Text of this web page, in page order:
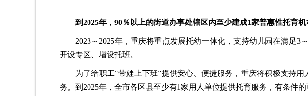
到2025年，90％以上的街道办事处辖区内至少建成1家普惠性托育机
2023～2025年，重庆将重点发展托幼一体化，支持幼儿园在满足
开设专区、增设托班。
为了给职工“带娃上下班”提供安心、便捷服务，重庆将积极支持
务。到2025年，全市各区县至少有1家用人单位提供托育服务，有条件的